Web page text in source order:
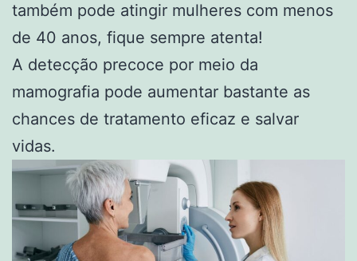
também pode atingir mulheres com menos
de 40 anos, fique sempre atenta!
A detecção precoce por meio da
mamografia pode aumentar bastante as
chances de tratamento eficaz e salvar
vidas.